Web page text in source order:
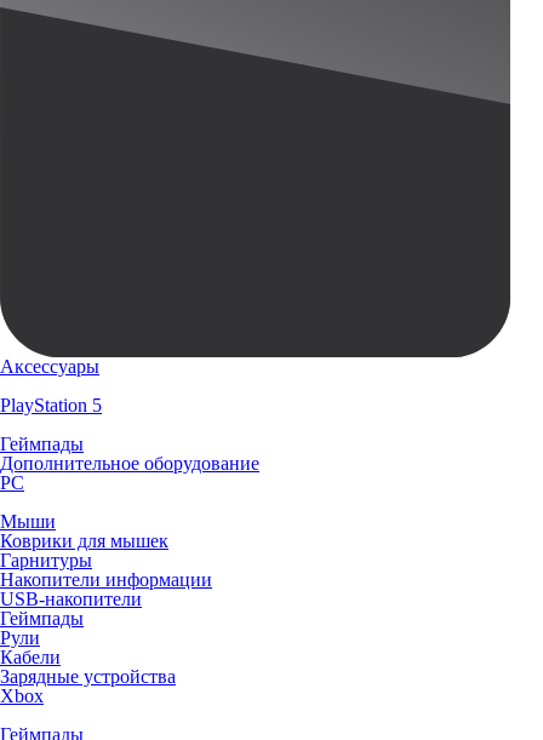
Аксессуары
PlayStation 5
Геймпады
Дополнительное оборудование
PC
Мыши
Коврики для мышек
Гарнитуры
Накопители информации
USB-накопители
Геймпады
Рули
Кабели
Зарядные устройства
Xbox
Геймпады